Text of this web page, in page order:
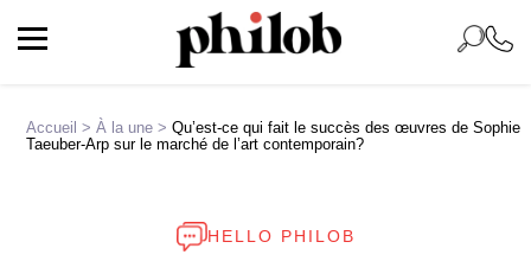
Accueil >À la une >Qu’est-ce qui fait le succès des œuvres de Sophie
Taeuber-Arp sur le marché de l’art contemporain?
HELLO PHILOB